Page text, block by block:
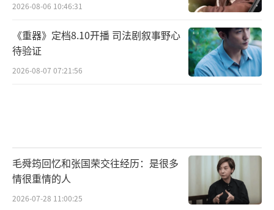
2026-08-06 10:46:31
《重器》定档8.10开播 司法剧叙事野心
待验证
2026-08-07 07:21:56
毛舜筠回忆和张国荣交往经历：是很多
情很重情的人
2026-07-28 11:00:25